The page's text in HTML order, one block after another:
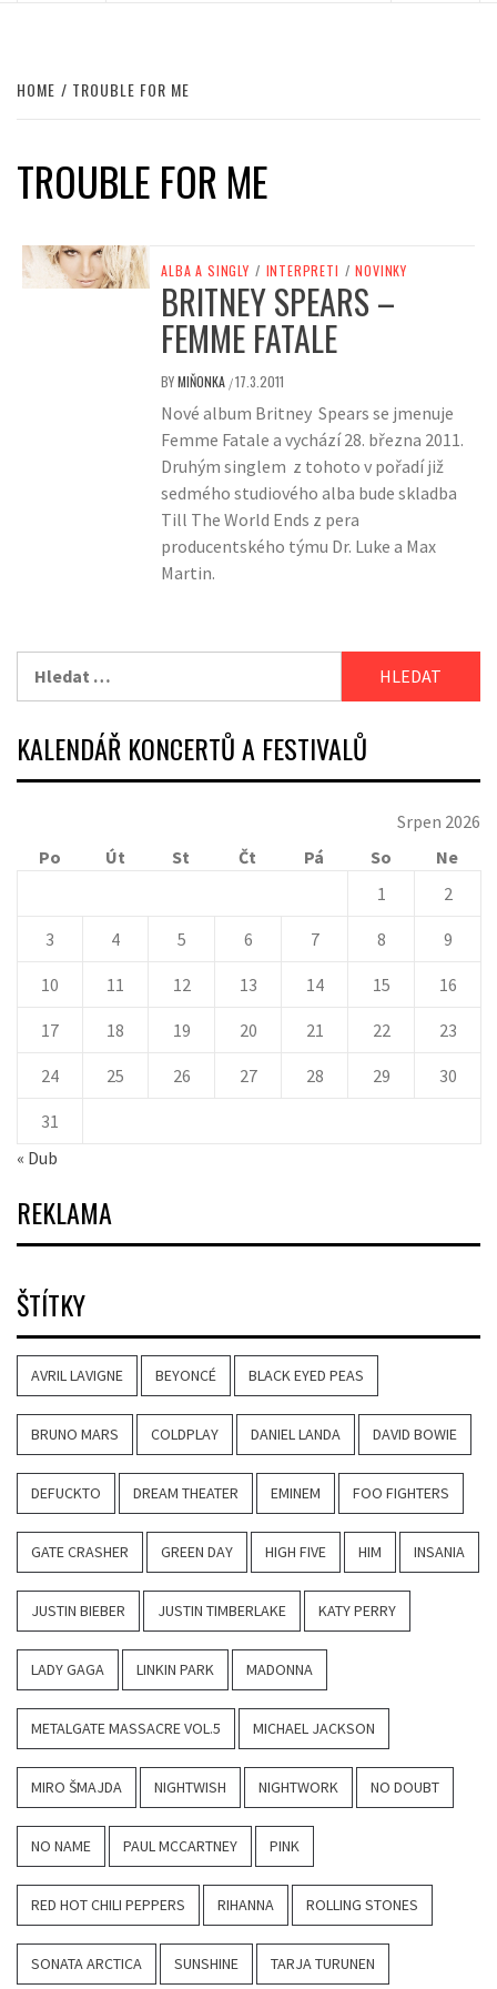
HOME TROUBLE FOR ME
TROUBLE FOR ME
ALBA A SINGLY / INTERPRETI / NOVINKY
BRITNEY SPEARS –
FEMME FATALE
BYMIŇONKA /17.3.2011
Nové album Britney Spears se jmenuje
Femme Fatale a vychází 28. března 2011.
Druhým singlem z tohoto v pořadí již
sedmého studiového alba bude skladba
Till The World Ends z pera
producentského týmu Dr. Luke a Max
Martin.
KALENDÁŘ KONCERTŮ A FESTIVALŮ
Srpen 2026
Po
Út St Čt Pá So
Ne
1
2
3 4 5 6 7 8 9
10 11 12 13 14 15 16
17 18 19 20 21 22 23
24 25 26 27 28 29 30
31
« Dub
REKLAMA
ŠTÍTKY
AVRIL LAVIGNE BEYONCÉ BLACK EYED PEAS
BRUNO MARS COLDPLAY DANIEL LANDA DAVID BOWIE
DEFUCKTO DREAM THEATER EMINEM FOO FIGHTERS
GATE CRASHER GREEN DAY HIGH FIVE HIM INSANIA
JUSTIN BIEBER JUSTIN TIMBERLAKE KATY PERRY
LADY GAGA LINKIN PARK MADONNA
METALGATE MASSACRE VOL.5 MICHAEL JACKSON
MIRO ŠMAJDA NIGHTWISH NIGHTWORK NO DOUBT
NO NAME PAUL MCCARTNEY PINK
RED HOT CHILI PEPPERS RIHANNA ROLLING STONES
SONATA ARCTICA SUNSHINE TARJA TURUNEN